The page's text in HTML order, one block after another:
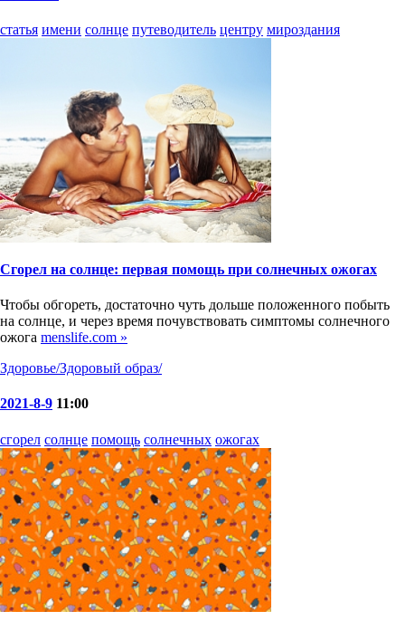
статья имени солнце путеводитель центру мироздания
Сгорел на солнце: первая помощь при солнечных ожогах
Чтобы обгореть, достаточно чуть дольше положенного побыть
на солнце, и через время почувствовать симптомы солнечного
ожога menslife.com »
Здоровье/Здоровый образ/
2021-8-9 11:00
сгорел солнце помощь солнечных ожогах